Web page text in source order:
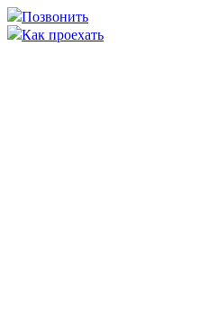
Позвонить
Как проехать